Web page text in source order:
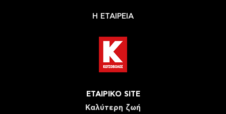
Η ΕΤΑΙΡΕΙΑ
ΕΤΑΙΡΙΚΟ SITE
Καλύτερη ζωή